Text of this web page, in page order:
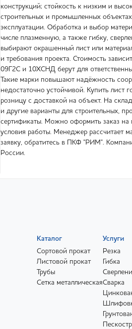
конструкций; стойкость к низким и
строительных и промышленных
эксплуатации. Обработка и выбор
числе плазменную, а также гибку,
выбирают окрашенный лист или
и требования проекта. Стоимость
09Г2С и 10ХСНД берут для
Такие марки повышают надёжность
недостаточно устойчивой. Купить лист
розницу с доставкой на объект. На
и другие варианты для строительных,
сертификаты. Можно оформить заказ на
условия работы. Менеджер рассчитает
заявку, обратитесь в ПКФ "РИМ".
России.
Каталог
Сортовой прокат
Листовой прокат
Трубы
Сетка металлическая
Услуги
Резка
Гибка
Сварка